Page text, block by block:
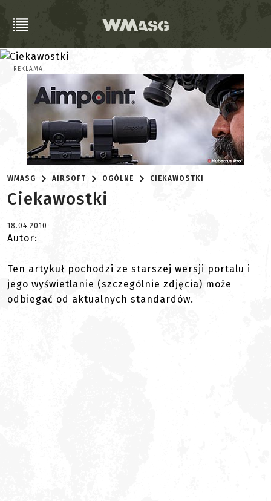
REKLAMA
WMASG AIRSOFT OGÓLNE CIEKAWOSTKI
Ciekawostki
18.04.2010
Autor:
Ten artykuł pochodzi ze starszej wersji portalu i
jego wyświetlanie (szczególnie zdjęcia) może
odbiegać od aktualnych standardów.